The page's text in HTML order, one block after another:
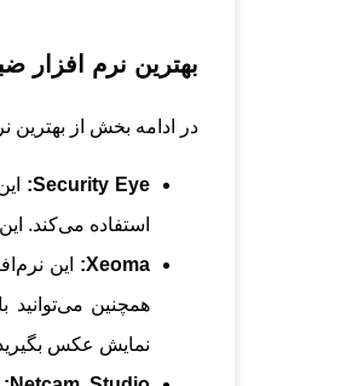
بهترین نرم
در ادامه بخش از
Security Eye:
استفاده می‌کند.
Xeoma:
این
همچنین می‌توانید
نمایش عکس